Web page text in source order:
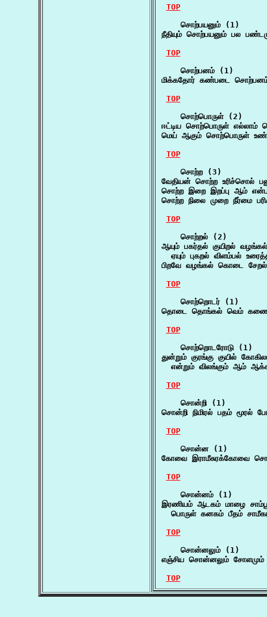
TOP
    சொற்பயனும் (1)
நீதியும் சொற்பயனும் பல
TOP
    சொற்பனம் (1)
மிக்கதோர் கண்படை
TOP
    சொற்பொருள் (2)
ஈட்டிய சொற்பொருள் எல்லாம்
மெய் ஆகும் சொற்பொருள்
TOP
    சொற்ற (3)
வேதியன் சொற்ற உரிச்சொல்
சொற்ற இறை இறப்பு ஆம்
சொற்ற நிலை முறை நீர்மை
TOP
    சொற்றல் (2)
ஆயும் பகர்தல் குயிறல்
ஏயும் புகறல் விளம்பல்
பிறவே வழங்கல் கொடை
TOP
    சொற்றொடர் (1)
தொடை தொங்கல் வெம் கணை
TOP
    சொற்றொடரோடு (1)
துன்றும் குரங்கு குயில்
என்றும் விலங்கும் ஆம்
TOP
    சொன்றி (1)
சொன்றி நிமிரல் பதம் மூரல்
TOP
    சொன்ன (1)
கோவை இராமீசுரக்கோவை
TOP
    சொன்னம் (1)
இரணியம் ஆடகம் மாழை
பொருள் கனகம் பீதம்
TOP
    சொன்னலும் (1)
எஞ்சிய சொன்னலும் சோளமும்
TOP